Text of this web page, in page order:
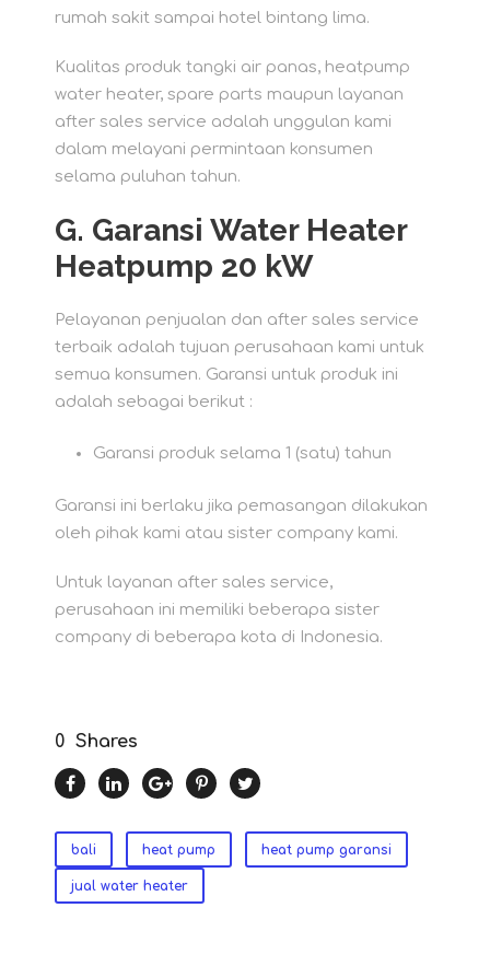
rumah sakit sampai hotel bintang lima.
Kualitas produk tangki air panas, heatpump
water heater, spare parts maupun layanan
after sales service adalah unggulan kami
dalam melayani permintaan konsumen
selama puluhan tahun.
G. Garansi Water Heater
Heatpump 20 kW
Pelayanan penjualan dan after sales service
terbaik adalah tujuan perusahaan kami untuk
semua konsumen. Garansi untuk produk ini
adalah sebagai berikut :
Garansi produk selama 1 (satu) tahun
Garansi ini berlaku jika pemasangan dilakukan
oleh pihak kami atau sister company kami.
Untuk layanan after sales service,
perusahaan ini memiliki beberapa sister
company di beberapa kota di Indonesia.
0 Shares
bali heat pump heat pump garansi
jual water heater